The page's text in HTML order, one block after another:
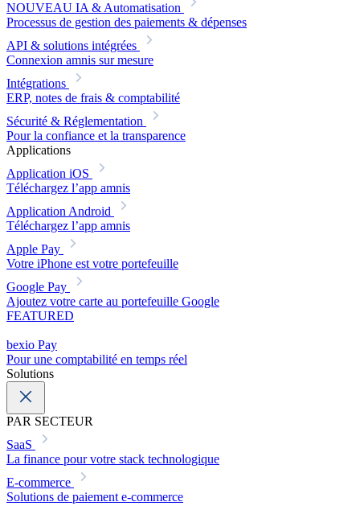
NOUVEAU IA & Automatisation
Processus de gestion des paiements & dépenses
API & solutions intégrées
Connexion amnis sur mesure
Intégrations
ERP, notes de frais & comptabilité
Sécurité & Réglementation
Pour la confiance et la transparence
Applications
Application iOS
Téléchargez l’app amnis
Application Android
Téléchargez l’app amnis
Apple Pay
Votre iPhone est votre portefeuille
Google Pay
Ajoutez votre carte au portefeuille Google
FEATURED
bexio Pay
Pour une comptabilité en temps réel
Solutions
PAR SECTEUR
SaaS
La finance pour votre stack technologique
E-commerce
Solutions de paiement e-commerce